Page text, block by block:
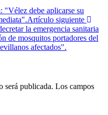
"Vélez debe aplicarse su
Artículo siguiente
la emergencia sanitaria
de mosquitos portadores del
afectados".
será publicada. Los campos